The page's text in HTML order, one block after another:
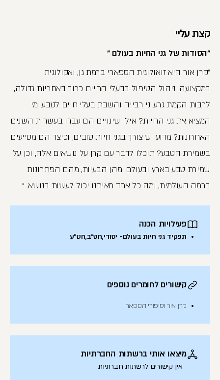
קצת עליי
"הסודות של גני החיות בעולם "
"קרן אור היא זואולוגית הספארי ברמת גן, ואקולוגית
במקצועה. ניהול הטיפול בבעלי החיים כרוך באחריות גדולה,
לרבות הקמת גרעיני רבייה והשבת בעלי חיים לטבע. מי
המציא את גני החיות? אילו שינויים הם עברו בעשרות השנים
האחרונות? מדוע יש צורך בגני חיות טובים, וכיצד הם מסייעים
בשמירת הטבע? תוכלו לדבר עם קרן על נושאים אלה, וכן על
שמירת טבע בארץ ובעולם. מהן הבעיות, מהם הפתרונות
ברמה העולמית, ומה כל אחד מאיתנו יכול לעשות בנושא. "
פעילויות הכנה
תפקיד גני חיות בעולם- יסודי,חט"ב,חט"ע
קישורים לחומרים נוספים
קרן אור וסיפורי הספארי
מיצאו אותי ברשתות החברתיות
אין קישורים לרשתות חברתיות